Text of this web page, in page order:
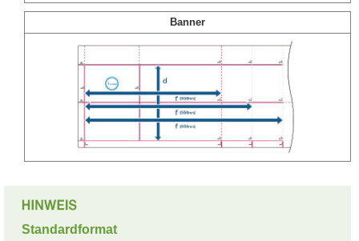
Banner
Standardformat